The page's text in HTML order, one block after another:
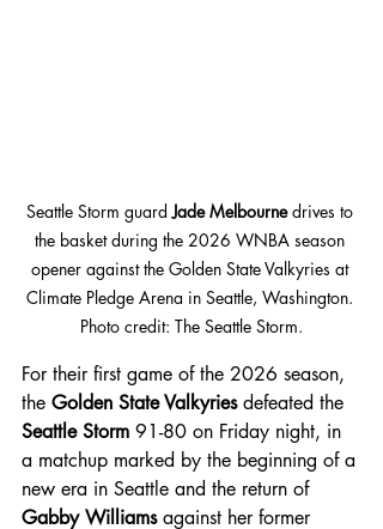
Seattle Storm guard Jade Melbourne drives to
the basket during the 2026 WNBA season
opener against the Golden State Valkyries at
Climate Pledge Arena in Seattle, Washington.
Photo credit: The Seattle Storm.
For their first game of the 2026 season,
the Golden State Valkyries defeated the
Seattle Storm 91-80 on Friday night, in
a matchup marked by the beginning of a
new era in Seattle and the return of
Gabby Williams against her former